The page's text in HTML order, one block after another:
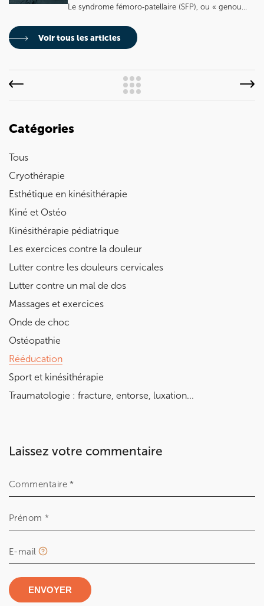
Le syndrome fémoro‑patellaire (SFP), ou « genou…
Voir tous les articles
Catégories
Tous
Cryothérapie
Esthétique en kinésithérapie
Kiné et Ostéo
Kinésithérapie pédiatrique
Les exercices contre la douleur
Lutter contre les douleurs cervicales
Lutter contre un mal de dos
Massages et exercices
Onde de choc
Ostéopathie
Rééducation
Sport et kinésithérapie
Traumatologie : fracture, entorse, luxation...
Laissez votre commentaire
Commentaire *
Prénom *
E-mail
ENVOYER